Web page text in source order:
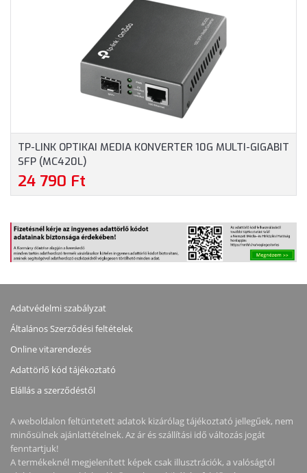
TP-LINK OPTIKAI MEDIA KONVERTER 10G MULTI-GIGABIT
SFP (MC420L)
24 790 Ft
Adatvédelmi szabályzat
Általános Szerződési feltételek
Online vitarendezés
Adattörlő kód tájékoztató
Elállás a szerződéstől
A weboldalon feltüntetett adatok kizárólag tájékoztató jellegűek, nem
minősülnek ajánlattételnek. Az ár és szállítási idő változás jogát
fenntartjuk!
A termékeknél megjelenített képek csak illusztrációk, a valóságtól